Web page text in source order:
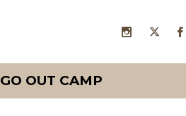
GO OUT CAMP